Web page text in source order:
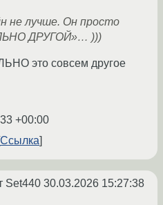
не лучше. Он просто
ДРУГОЙ»… )))
это совсем другое
+00:00
Ссылка
Set440 30.03.2026 15:27:38